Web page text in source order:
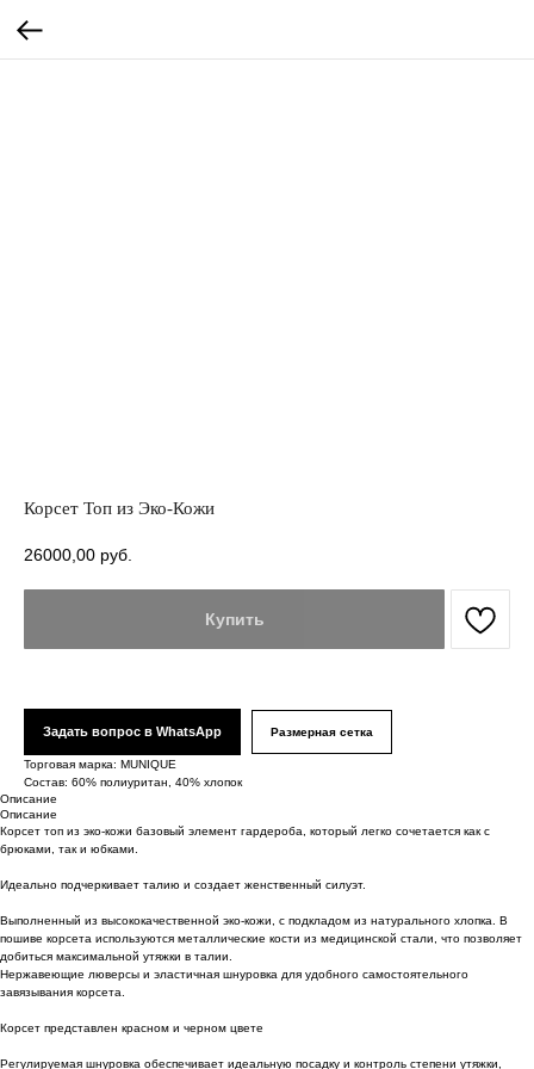
Корсет Топ из Эко-Кожи
26000,00 руб.
Купить
Задать вопрос в WhatsApp Размерная сетка
Торговая марка: MUNIQUE
Состав: 60% полиуритан, 40% хлопок
Описание
Описание
Корсет топ из эко-кожи базовый элемент гардероба, который легко сочетается как с
брюками, так и юбками.
Идеально подчеркивает талию и создает женственный силуэт.
Выполненный из высококачественной эко-кожи, с подкладом из натурального хлопка. В
пошиве корсета используются металлические кости из медицинской стали, что позволяет
добиться максимальной утяжки в талии.
Нержавеющие люверсы и эластичная шнуровка для удобного самостоятельного
завязывания корсета.
Корсет представлен красном и черном цвете
Регулируемая шнуровка обеспечивает идеальную посадку и контроль степени утяжки,